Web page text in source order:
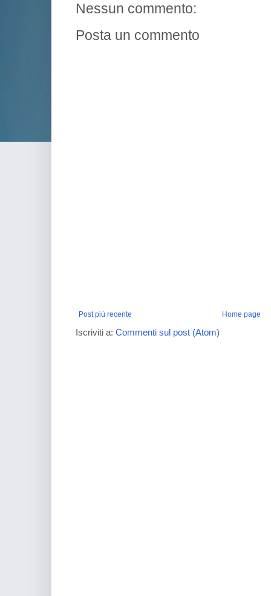
Nessun commento:
Posta un commento
Post più recente Home page
Iscriviti a: Commenti sul post (Atom)